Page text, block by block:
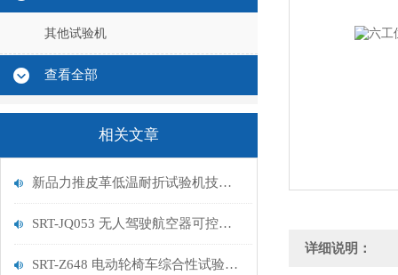
其他试验机
查看全部
相关文章
新品力推皮革低温耐折试验机技术讲解
SRT-JQ053 无人驾驶航空器可控性试验机的特点有哪些
SRT-Z648 电动轮椅车综合性试验机的简单介绍
详细说明：